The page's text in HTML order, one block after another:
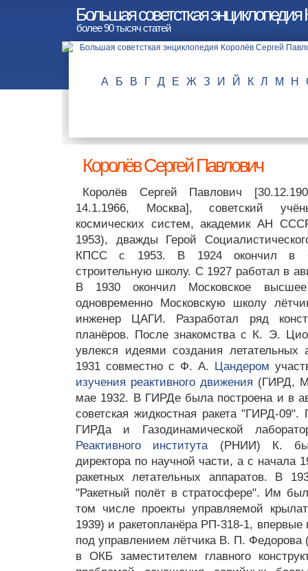
Большая советсткая
более 90 тысяч статей
А Б В Г Д Е Ж З И Й К Л М Н
Королёв Сергей Павлович
Королёв Сергей Павлович
14.1.1966, Москва], советский
космических систем, академик АН
1953), дважды Герой
КПСС с 1953. В 1924 окончил в
строительную школу. С 1927 работал в
В 1930 окончил Московское
одновременно Московскую школу
инженер ЦАГИ. Разработал ряд
планёров. После знакомства с К. Э.
увлекся идеями создания летательных
1931 совместно с Ф. А. Цандером
изучения реактивного движения (ГИРД,
мае 1932. В ГИРДе была построена и в
советская жидкостная ракета "ГИРД-
ГИРДа и Газодинамической
Реактивного института(РНИИ) К. был
директора по научной части, а с начала
ракетных летательных аппаратов. В
"Ракетный полёт в стратосфере". Им
том числе проекты управляемой
1939) и ракетопланёра РП-318-1,
под управлением лётчика В. П.
в ОКБ заместителем главного